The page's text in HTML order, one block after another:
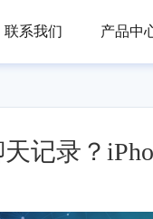
联系我们 产品中
记录？